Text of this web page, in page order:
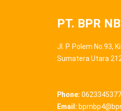
PT. BPR
Jl. P. Polem No.93,
Sumatera Utara
Phone: 0623345377
Email: